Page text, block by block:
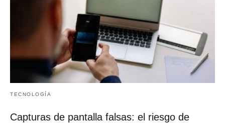
TECNOLOGÍA
Capturas de pantalla falsas: el riesgo de